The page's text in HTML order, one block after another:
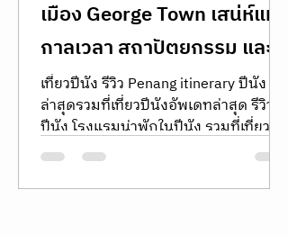
Penang เที่ยวปีนัง เดินเล่น
เมือง George Town เสน่ห์แห่ง
กาลเวลา สถาปัตยกรรม และ
จังหวะชีวิตที่เนิบช้า
เที่ยวปีนัง รีวิว Penang itinerary ปีนัง
ล่าสุดรวมที่เที่ยวปีนังอัพเดทล่าสุด รีวิว
hoparound.co
Jun 19
2 min read